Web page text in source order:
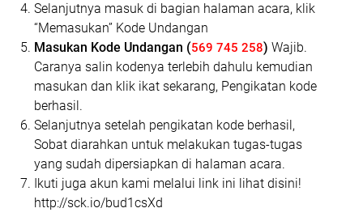
Selanjutnya masuk di bagian halaman acara, klik
“Memasukan” Kode Undangan
Masukan Kode Undangan (569 745 258) Wajib.
Caranya salin kodenya terlebih dahulu kemudian
masukan dan klik ikat sekarang, Pengikatan kode
berhasil.
Selanjutnya setelah pengikatan kode berhasil,
Sobat diarahkan untuk melakukan tugas-tugas
yang sudah dipersiapkan di halaman acara.
Ikuti juga akun kami melalui link ini lihat disini!
http://sck.io/bud1csXd